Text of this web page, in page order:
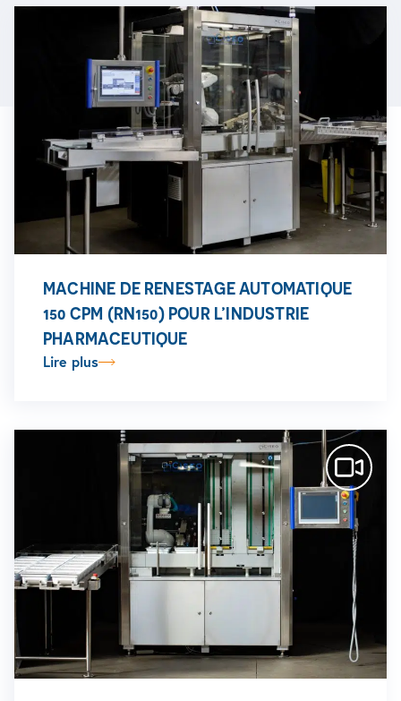
MACHINE DE RENESTAGE AUTOMATIQUE
150 CPM (RN150) POUR L’INDUSTRIE
PHARMACEUTIQUE
Lire plus